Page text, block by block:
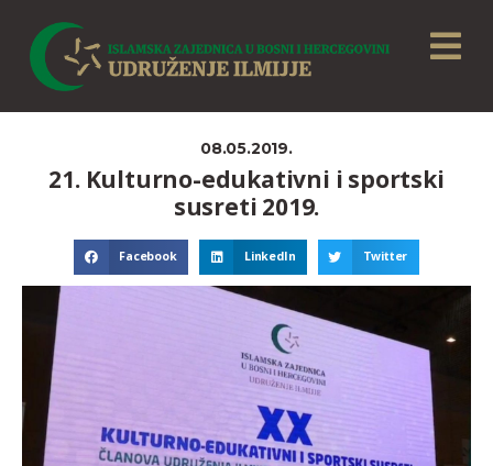
08.05.2019.
21. Kulturno-edukativni i sportski
susreti 2019.
Facebook LinkedIn Twitter